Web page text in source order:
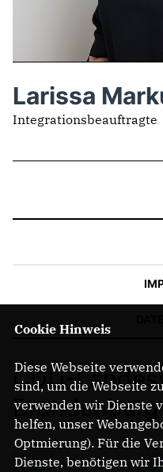
IN DER
IM
Larissa
Integrationsbeauftragte
CDU-
Brandenburg
Cookie Hinweis
Diese Webseite
sind, um die Webseite
verwenden wir Dienste
helfen, unser
Optmierung). Für die
Dienste, benötigen wir